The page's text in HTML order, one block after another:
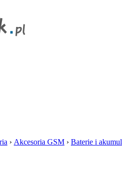
› Akcesoria GSM › Baterie i